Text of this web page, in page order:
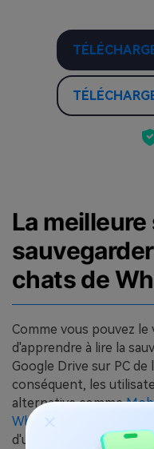
La
chats de
Comme vous pouvez le
d'apprendre à lire la
Google Drive sur PC de
conséquent, les
alternative comme
WhatsApp
pour gérer
d'un outil professionnel